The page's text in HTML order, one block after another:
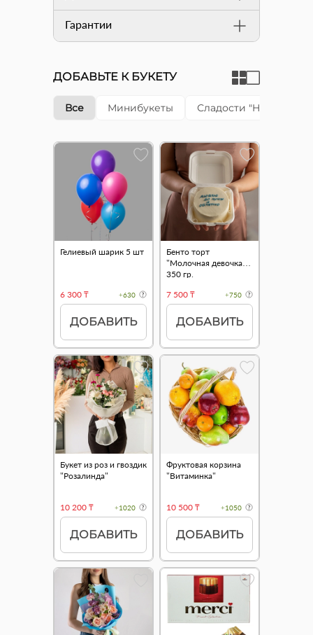
Гарантии
ДОБАВЬТЕ К БУКЕТУ
Все Минибукеты Сладости "Happy cake"
Гелиевый шарик 5 шт
6 300 ₸ +630
ДОБАВИТЬ
Бенто торт
"Молочная девочка"
350 гр.
7 500 ₸
+750
ДОБАВИТЬ
Букет из роз и гвоздик
"Розалинда"
10 200 ₸ +1020
ДОБАВИТЬ
Фруктовая корзина
"Витаминка"
10 500 ₸ +1050
ДОБАВИТЬ